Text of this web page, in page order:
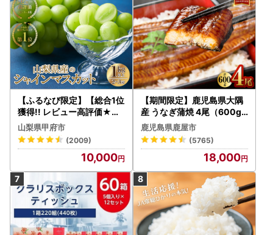
【ふるなび限定】【総合1位
獲得!! レビュー高評価★】
〈2026年度配送分〉山梨
県産 シャインマスカット 2
～3房（1.0kg以上）シャイ
ン フルーツ FN-Limited-S
P
山梨県甲府市
(2009)
10,000
【期間限定】鹿児島県大隅
産 うなぎ蒲焼 4尾（600g
） KN007-004-04-cp18
うなぎ 鰻 魚 惣菜 総菜
鹿児島県鹿屋市
(5765)
18,000